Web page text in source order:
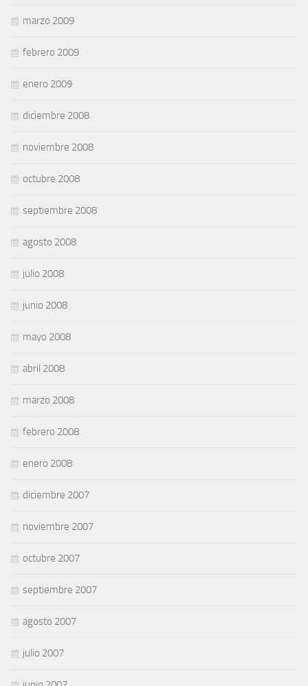
marzo 2009
febrero 2009
enero 2009
diciembre 2008
noviembre 2008
octubre 2008
septiembre 2008
agosto 2008
julio 2008
junio 2008
mayo 2008
abril 2008
marzo 2008
febrero 2008
enero 2008
diciembre 2007
noviembre 2007
octubre 2007
septiembre 2007
agosto 2007
julio 2007